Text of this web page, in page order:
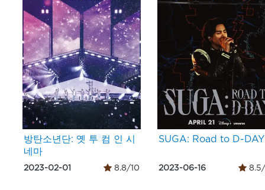
방탄소년단: 옛 투 컴 인 시
네마
2023-02-01 8.8/10
SUGA: Road to D-DAY
2023-06-16 8.5/